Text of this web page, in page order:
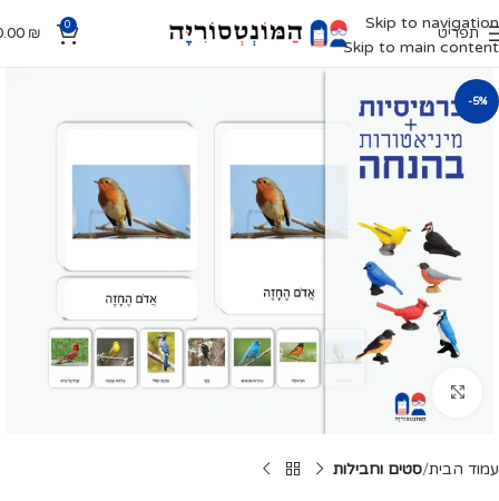
Skip to navigation
Skip to main content
תפריט 0
₪
-5%
Click to enlarge
עמוד הבית סטים וחבילות